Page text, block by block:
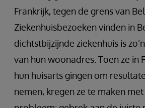
Frankrijk, tegen de grens van
Ziekenhuisbezoeken vinden in
dichtstbijzijnde ziekenhuis is
van hun woonadres. Toen ze in
hun huisarts gingen om
nemen, kregen ze te maken